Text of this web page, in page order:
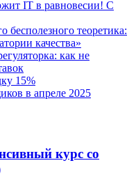
IT в равновесии! С
бесполезного теоретика:
качества»
как не
15%
в апреле 2025
курс со